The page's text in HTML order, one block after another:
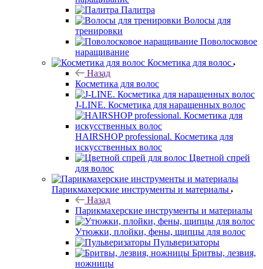
Палитра
Волосы для
тренировки
Поволосковое
наращивание
Косметика для волос
Назад
Косметика для волос
J-LINE. Косметика для наращенных волос
HAIRSHOP professional. Косметика для
искусственных волос
Цветной спрей
для волос
Парикмахерские инструменты и материалы
Назад
Парикмахерские инструменты и материалы
Утюжки, плойки, фены, щипцы для волос
Пульверизаторы
Бритвы, лезвия,
ножницы